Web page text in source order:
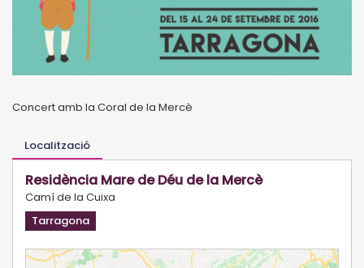
Concert amb la Coral de la Mercè
Localització
Residència Mare de Déu de la Mercè
Camí de la Cuixa
Tarragona